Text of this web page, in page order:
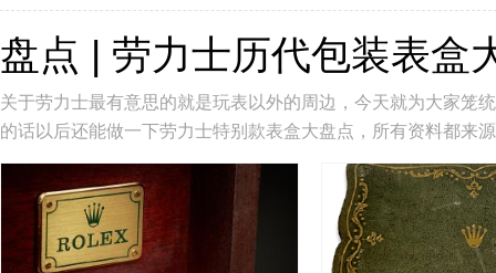
盘点 | 劳力士历代包装表盒
关于劳力士最有意思的就是玩表以外的周边，今天就为大家笼
的话以后还能做一下劳力士特别款表盒大盘点，所有资料都来
1940 年代末至 1950...